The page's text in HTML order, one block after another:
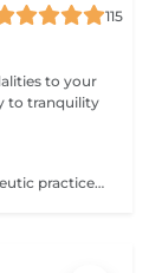
115
to your
to tranquility
Aromatherapy massage combines two therapeutic practices to create wonderful results. Aromatherapy is an ancient approach that provides a number of health and emotional benefits. Essential oils such as lavender, orange blossom, and peppermint offer unique effects to the senses. Massage uses pressure and touch to offer healing and stress relief by stimulating the lymphatic, circulatory, nervous, and musculoskeletal systems.